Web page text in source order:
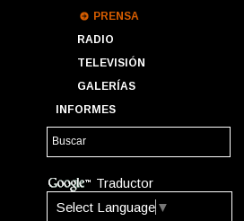
PRENSA
RADIO
TELEVISIÓN
GALERÍAS
INFORMES
Traductor
Select Language ▼